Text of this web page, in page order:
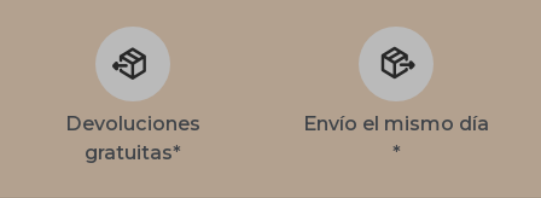
Devoluciones
gratuitas*
Envío el mismo día
*